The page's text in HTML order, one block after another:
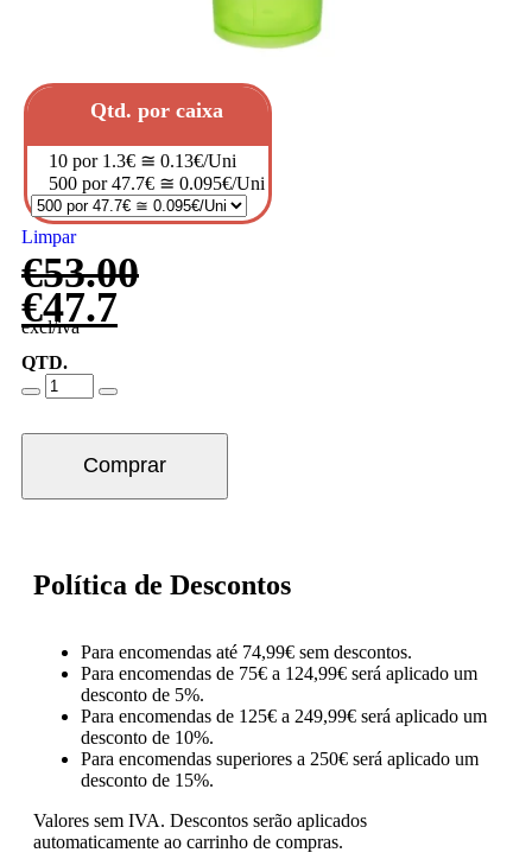
Qtd. por caixa
10 por 1.3€ ≅ 0.13€/Uni
500 por 47.7€ ≅ 0.095€/Uni
Limpar
€53.00
€47.7
excl/iva
QTD.
Comprar
Política de Descontos
Para encomendas até 74,99€ sem descontos.
Para encomendas de 75€ a 124,99€ será aplicado um
desconto de 5%.
Para encomendas de 125€ a 249,99€ será aplicado um
desconto de 10%.
Para encomendas superiores a 250€ será aplicado um
desconto de 15%.
Valores sem IVA. Descontos serão aplicados
automaticamente ao carrinho de compras.